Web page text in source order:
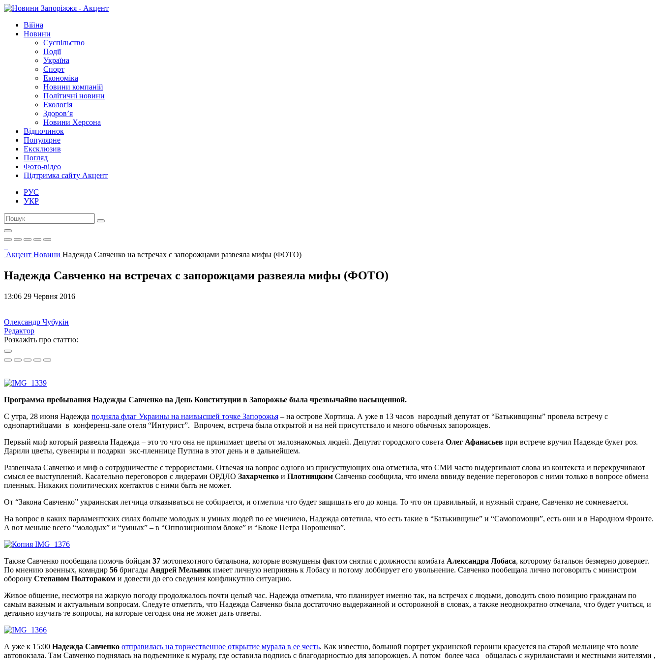
Війна
Новини
Суспільство
Події
Україна
Спорт
Економіка
Новини компаній
Політичні новини
Екологія
Здоров’я
Новини Херсона
Відпочинок
Популярне
Ексклюзив
Погляд
Фото-відео
Підтримка сайту Акцент
РУС
УКР
Акцент Новини Надежда Савченко на встречах с запорожцами развеяла мифы (ФОТО)
Надежда Савченко на встречах с запорожцами развеяла мифы (ФОТО)
13:06 29 Червня 2016
Олександр Чубукін
Редактор
Розкажіть про статтю:
Программа пребывания Надежды Савченко на День Конституции в Запорожье была чрезвычайно насыщенной.
С утра, 28 июня Надежда подняла флаг Украины на наивысшей точке Запорожья – на острове Хортица. А уже в 13 часов народный депутат от “Батькивщины” провела встречу с
однопартийцами в конференц-зале отеля “Интурист”. Впрочем, встреча была открытой и на ней присутствало и много обычных запорожцев.
Первый миф который развеяла Надежда – это то что она не принимает цветы от малознакомых людей. Депутат городского совета Олег Афанасьев при встрече вручил Надежде букет роз.
Дарили цветы, сувениры и подарки экс-пленнице Путина в этот день и в дальнейшем.
Развенчала Савченко и миф о сотрудничестве с террористами. Отвечая на вопрос одного из присуствующих она отметила, что СМИ часто выдергивают слова из контекста и перекручивают
смысл ее выступлений. Касательно переговоров с лидерами ОРДЛО Захарченко и Плотницким Савченко сообщила, что имела вввиду ведение переговоров с ними только в вопросе обмена
пленных. Никаких политических контактов с ними быть не может.
От “Закона Савченко” украинская летчица отказываться не собирается, и отметила что будет защищать его до конца. То что он правильный, и нужный стране, Савченко не сомневается.
На вопрос в каких парламентских силах больше молодых и умных людей по ее мнениею, Надежда овтетила, что есть такие в “Батькивщине” и “Самопомощи”, есть они и в Народном Фронте.
А вот меньше всего “молодых” и “умных” – в “Оппозиционном блоке” и “Блоке Петра Порошенко”.
Также Савченко пообещала помочь бойцам 37 мотопехотного батальона, которые возмущены фактом снятия с должности комбата Александра Лобаса, которому батальон безмерно доверяет.
По мнению военных, комндир 56 бригады Андрей Мельник имеет личную неприязнь к Лобасу и потому лоббирует его увольнение. Савченко пообещала лично поговорить с министром
оборону Степаном Полтораком и довести до его сведения конфликутню ситуацию.
Живое общение, несмотря на жаркую погоду продолжалось почти целый час. Надежда отметила, что планирует именно так, на встречах с людьми, доводить свою позицию гражданам по
самым важным и актуальным вопросам. Следуте отметить, что Надежда Савченко была достаточно выдержанной и осторожной в словах, а также неоднократно отмечала, что будет учиться, и
детально изучать те вопросы, на которые сегодня она не может дать ответы.
А уже к 15:00 Надежда Савченко отправилась на торжественное открытие мурала в ее честь. Как известно, большой портрет украинской героини красуется на старой мельнице что возле
автовокзала. Там Савченко поднялась на подъемнике к муралу, где оставила подпись с благодарностью для запорожцев. А потом более часа общалась с журнлаистами и местными жителями ,